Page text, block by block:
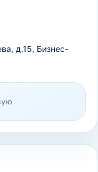
д.15, Бизнес-